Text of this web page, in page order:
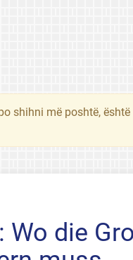
shihni më poshtë,
Wo die